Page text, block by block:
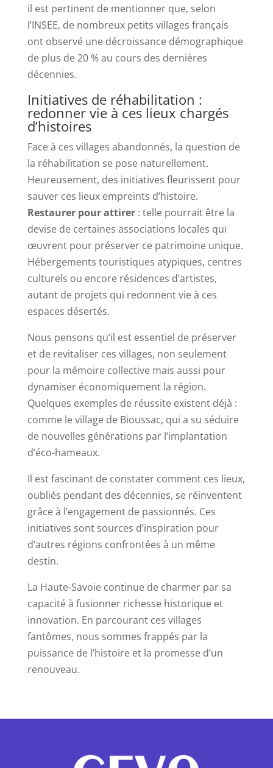
il est pertinent de mentionner que, selon
l’INSEE, de nombreux petits villages français
ont observé une décroissance démographique
de plus de 20 % au cours des dernières
décennies.
Initiatives de réhabilitation :
redonner vie à ces lieux chargés
d’histoires
Face à ces villages abandonnés, la question de
la réhabilitation se pose naturellement.
Heureusement, des initiatives fleurissent pour
sauver ces lieux empreints d’histoire.
Restaurer pour attirer: telle pourrait être la
devise de certaines associations locales qui
œuvrent pour préserver ce patrimoine unique.
Hébergements touristiques atypiques, centres
culturels ou encore résidences d’artistes,
autant de projets qui redonnent vie à ces
espaces désertés.
Nous pensons qu’il est essentiel de préserver
et de revitaliser ces villages, non seulement
pour la mémoire collective mais aussi pour
dynamiser économiquement la région.
Quelques exemples de réussite existent déjà :
comme le village de Bioussac, qui a su séduire
de nouvelles générations par l’implantation
d’éco-hameaux.
Il est fascinant de constater comment ces lieux,
oubliés pendant des décennies, se réinventent
grâce à l’engagement de passionnés. Ces
initiatives sont sources d’inspiration pour
d’autres régions confrontées à un même
destin.
La Haute-Savoie continue de charmer par sa
capacité à fusionner richesse historique et
innovation. En parcourant ces villages
fantômes, nous sommes frappés par la
puissance de l’histoire et la promesse d’un
renouveau.